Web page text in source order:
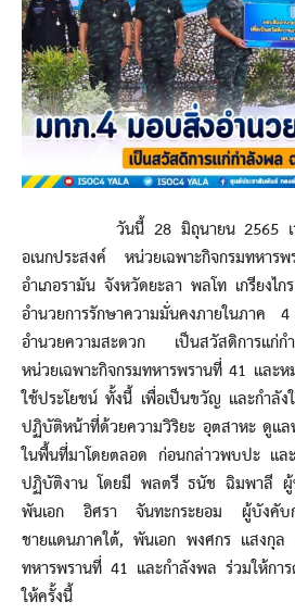
วันนี้ 28 มิถุนายน 2565 เวล
อเนกประสงค์ หน่วยเฉพาะกิจกรมทห
อำเภอรามัน จังหวัดยะลา พลโท เกรียง
อำนวยการรักษาความมั่นคงภายในภาค
อำนวยความสะดวก เป็นสวัสดิการแก่ก
หน่วยเฉพาะกิจกรมทหารพรานที่ 41 และ
ใช้ประโยชน์ ทั้งนี้ เพื่อเป็นขวัญ และกำลัง
ปฏิบัติหน้าที่ด้วยความวิริยะ อุตสาหะ ดูแ
ในพื้นที่มาโดยตลอด ก่อนกล่าวพบปะ และ
ปฏิบัติงาน โดยมี พลตรี ธนัช ฉิมพาลี ผู้
พันเอก อิศรา จันทะกระยอม ผู้บังคับก
ชายแดนภาคใต้, พันเอก พงศกร แสงกุล
ทหารพรานที่ 41 และกำลังพล ร่วมให้กา
ให้ครั้งนี้